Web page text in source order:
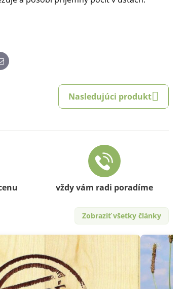
Nasledujúci produkt
vždy vám radi poradíme
Zobraziť všetky články